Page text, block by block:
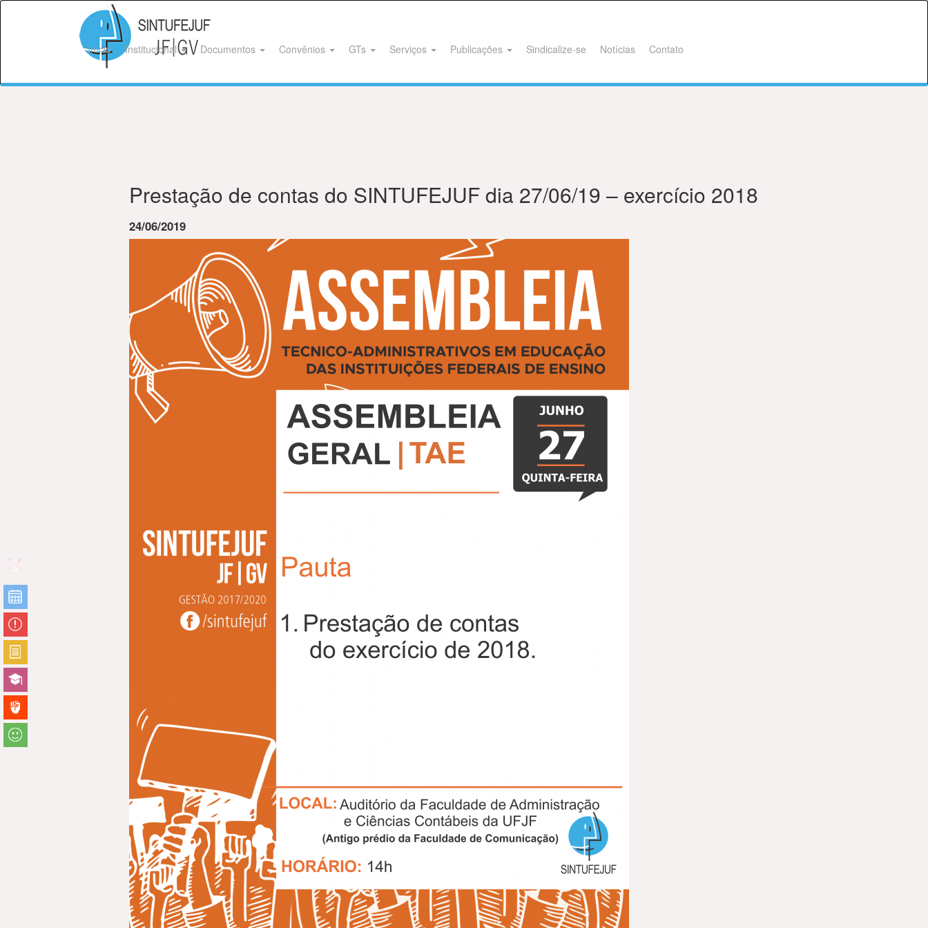
Início Institucional Documentos Convênios GTs Serviços Publicações Sindicalize-se Notícias Contato
Prestação de contas do SINTUFEJUF dia 27/06/19 – exercício 2018
24/06/2019